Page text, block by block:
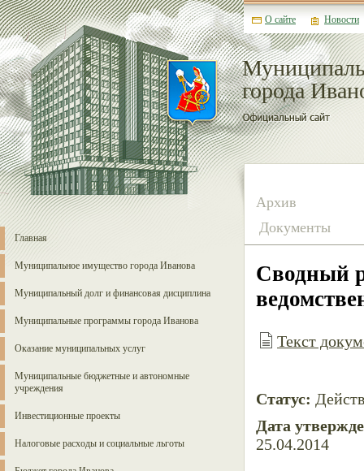
города
О сайте Новости
Главная
Муниципальное имущество города Иванова
Муниципальный долг и финансовая дисциплина
Муниципальные программы города Иванова
Оказание муниципальных услуг
Муниципальные бюджетные и автономные
учреждения
Инвестиционные проекты
Налоговые расходы и социальные льготы
Архив
Документы
Сводный
Текст
Статус:
Дата
25.04.2014